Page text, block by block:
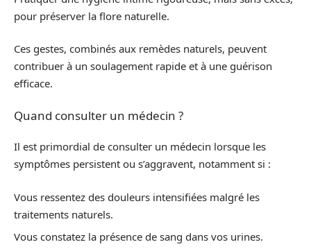
pour préserver la flore naturelle.
Ces gestes, combinés aux remèdes naturels, peuvent
contribuer à un soulagement rapide et à une guérison
efficace.
Quand consulter un médecin ?
Il est primordial de consulter un médecin lorsque les
symptômes persistent ou s’aggravent, notamment si :
Vous ressentez des douleurs intensifiées malgré les
traitements naturels.
Vous constatez la présence de sang dans vos urines.